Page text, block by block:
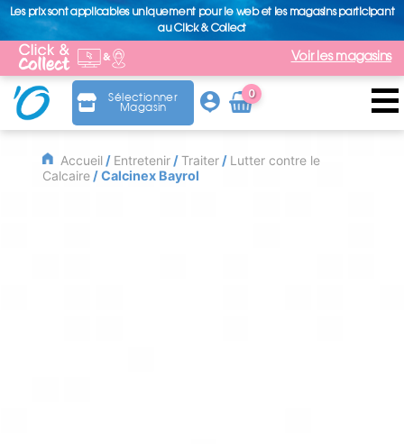
Les prix sont applicables uniquement pour le web et les magasins participant
au Click & Collect
Voir les magasins
Sélectionner
Magasin
0
Arti
cle
Accueil/ Entretenir/Traiter/ Lutter contre le
Calcaire/ Calcinex Bayrol